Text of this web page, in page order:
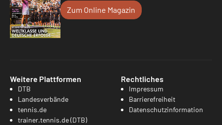
Zum Online Magazin
Weitere Plattformen
DTB
Landesverbände
tennis.de
trainer.tennis.de (DTB)
Rechtliches
Impressum
Barrierefreiheit
Datenschutzinformation